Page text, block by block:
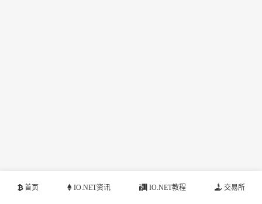
首页 IO.NET资讯 IO.NET教程 交易所